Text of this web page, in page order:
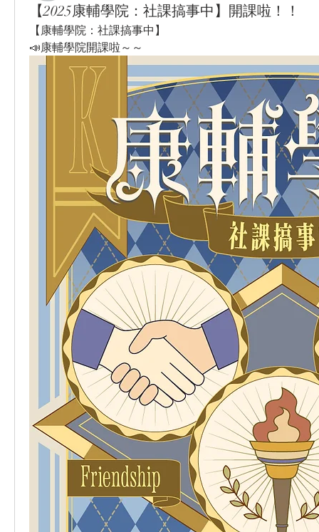
【2025康輔學院：社課搞事中】開課啦！！
【康輔學院：社課搞事中】
📣康輔學院開課啦～～